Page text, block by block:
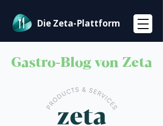
Die Zeta-Plattform
Gastro-Blog von Zeta